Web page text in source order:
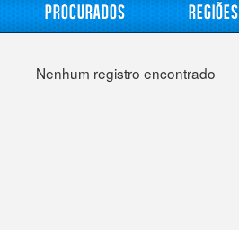
Procurados Regiões
Nenhum registro encontrado